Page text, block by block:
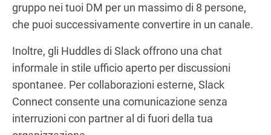
gruppo nei tuoi DM per un massimo di 8 persone,
che puoi successivamente convertire in un canale.
Inoltre, gli Huddles di Slack offrono una chat
informale in stile ufficio aperto per discussioni
spontanee. Per collaborazioni esterne, Slack
Connect consente una comunicazione senza
interruzioni con partner al di fuori della tua